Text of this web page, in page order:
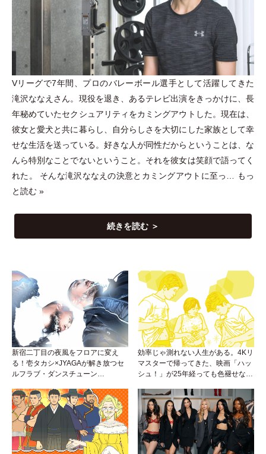
Vリーグで7年間、プロのバレーボール選手として活躍してきた
滝沢ななえさん。現役を退き、あるテレビ出演をきっかけに、長
年秘めていたセクシュアリティをカミングアウトした。現在は、
彼女と愛犬と共に暮らし、自分らしさを大切にした家族として幸
せな生活を送っている。好きな人が同性だからということは、な
んら特別なことでないということ。それを彼女は笑顔で語ってく
れた。 そんな滝沢ななえの決意とカミングアウトに至っ…
もっ
と読む »
続きを読む ＞
新宿二丁目の夜風をフロアに変え
る！壱タカシ×JYAGAが解き放つセ
ルフラブ・ダンスチューン
効率じゃ測れない人生がある。4Kリ
マスターで帰ってきた、映画「ハッ
シュ！」が25年経っても色褪せない